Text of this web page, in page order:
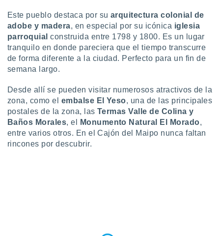
Este pueblo destaca por su arquitectura colonial de
adobe y madera, en especial por su icónica iglesia
parroquialconstruida entre 1798 y 1800. Es un lugar
tranquilo en donde pareciera que el tiempo transcurre
de forma diferente a la ciudad. Perfecto para un fin de
semana largo.
Desde allí se pueden visitar numerosos atractivos de la
zona, como el embalse El Yeso, una de las principales
postales de la zona, las Termas Valle de Colina y
Baños Morales, el Monumento Natural El Morado,
entre varios otros. En el Cajón del Maipo nunca faltan
rincones por descubrir.